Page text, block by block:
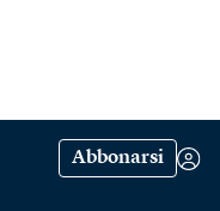
Abbonarsi